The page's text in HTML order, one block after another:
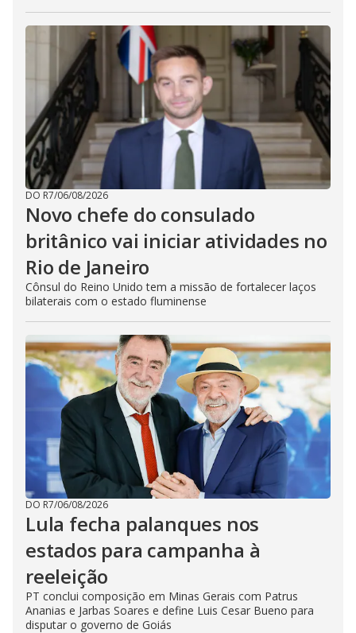
DO R7/06/08/2026
Novo chefe do consulado
britânico vai iniciar atividades no
Rio de Janeiro
Cônsul do Reino Unido tem a missão de fortalecer laços
bilaterais com o estado fluminense
DO R7/06/08/2026
Lula fecha palanques nos
estados para campanha à
reeleição
PT conclui composição em Minas Gerais com Patrus
Ananias e Jarbas Soares e define Luis Cesar Bueno para
disputar o governo de Goiás